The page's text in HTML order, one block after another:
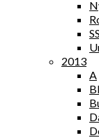
2013
A